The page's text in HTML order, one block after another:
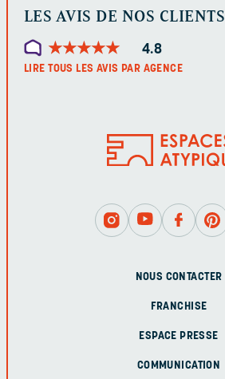
LES AVIS DE NOS CLIENTS
★★★★★
★★★★★ 4.8
LIRE TOUS LES AVIS PAR AGENCE
NOUS CONTACTER
FRANCHISE
ESPACE PRESSE
COMMUNICATION